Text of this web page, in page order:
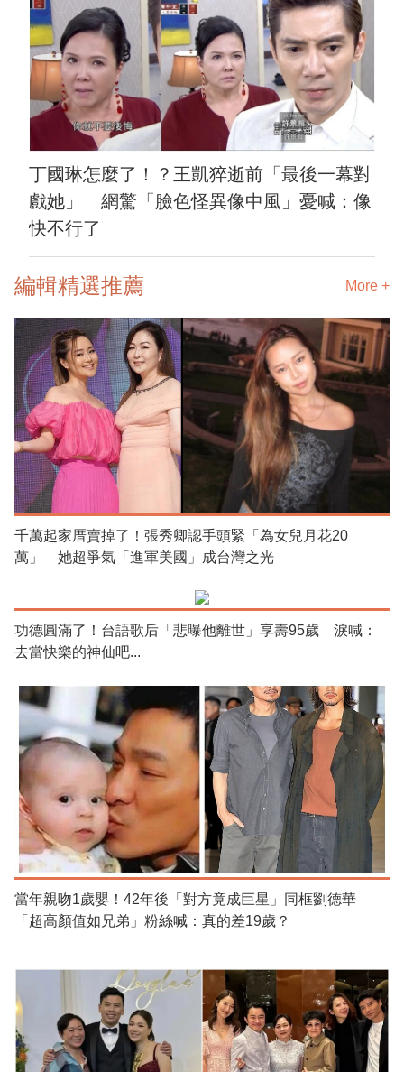
丁國琳怎麼了！？王凱猝逝前「最後一幕對
戲她」 網驚「臉色怪異像中風」憂喊：像
快不行了
編輯精選推薦 More +
千萬起家厝賣掉了！張秀卿認手頭緊「為女兒月花20
萬」 她超爭氣「進軍美國」成台灣之光
功德圓滿了！台語歌后「悲曝他離世」享壽95歲 淚喊：
去當快樂的神仙吧...
當年親吻1歲嬰！42年後「對方竟成巨星」同框劉德華
「超高顏值如兄弟」粉絲喊：真的差19歲？